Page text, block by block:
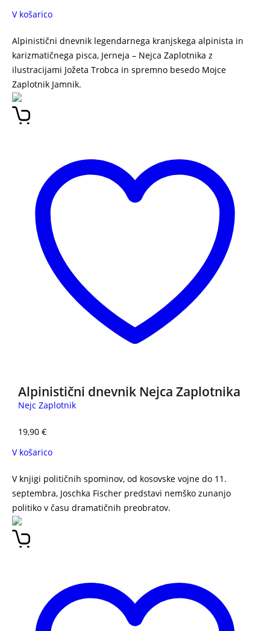
V košarico
Alpinistični dnevnik legendarnega kranjskega alpinista in
karizmatičnega pisca, Jerneja – Nejca Zaplotnika z
ilustracijami Jožeta Trobca in spremno besedo Mojce
Zaplotnik Jamnik.
Alpinistični dnevnik Nejca Zaplotnika
Nejc Zaplotnik
19,90 €
V košarico
V knjigi političnih spominov, od kosovske vojne do 11.
septembra, Joschka Fischer predstavi nemško zunanjo
politiko v času dramatičnih preobratov.